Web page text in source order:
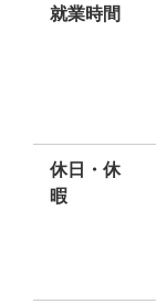
就業時間
休日・休
暇